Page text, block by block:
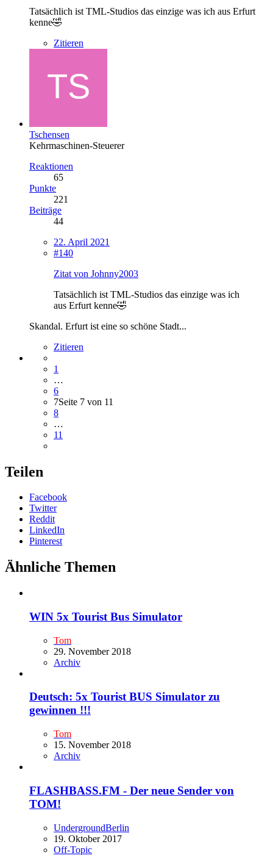
Tatsächlich ist TML-Studios das einzige was ich aus Erfurt
kenne🤣
Zitieren
Tschensen
Kehrmaschinen-Steuerer
Reaktionen
65
Punkte
221
Beiträge
44
22. April 2021
#140
Zitat von Johnny2003
Tatsächlich ist TML-Studios das einzige was ich
aus Erfurt kenne🤣
Skandal. Erfurt ist eine so schöne Stadt...
Zitieren
1
…
6
7Seite 7 von 11
8
…
11
Teilen
Facebook
Twitter
Reddit
LinkedIn
Pinterest
Ähnliche Themen
WIN 5x Tourist Bus Simulator
Tom
29. November 2018
Archiv
Deutsch: 5x Tourist BUS Simulator zu
gewinnen !!!
Tom
15. November 2018
Archiv
FLASHBASS.FM - Der neue Sender von
TOM!
UndergroundBerlin
19. Oktober 2017
Off-Topic